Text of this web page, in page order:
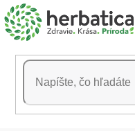
Prejsť
na
obsah